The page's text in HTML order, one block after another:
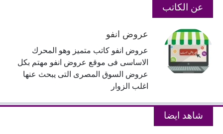
عن الكاتب
عروض انفو
عروض انفو كاتب متميز وهو المحرك
الاساسى فى موقع عروض انفو مهتم بكل
عروض السوق المصرى التى يبحث عنها
اغلب الزوار
شاهد ايضا